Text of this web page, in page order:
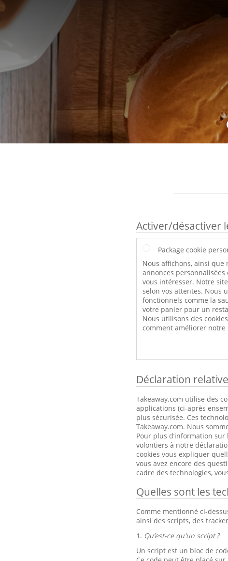
Activer/désactiver
Package cookie
Nous affichons, ainsi que
annonces
vous intéresser. Notre
selon vos attentes. Nous
fonctionnels comme la
votre panier pour un
Nous utilisons des
comment améliorer notre
Déclaration
Takeaway.com utilise des
applications (ci-après
plus sécurisée. Ces
Takeaway.com. Nous
Pour plus d’information
volontiers à notre
cookies vous expliquer
vous avez encore des
cadre des technologies,
Quelles sont les
Comme mentionné ci-
ainsi des scripts, des
1. Qu’est-ce qu'un script ?
Un script est un bloc de